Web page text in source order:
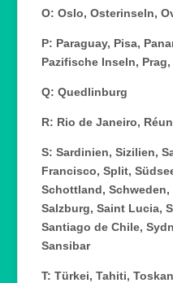
O: Oslo, Osterinseln,
P: Paraguay, Pisa,
Pazifische Inseln,
Q: Quedlinburg
R: Rio de Janeiro,
S: Sardinien, Sizilien,
Francisco, Split,
Schottland, Schweden,
Salzburg, Saint Lucia,
Santiago de Chile,
Sansibar
T: Türkei, Tahiti,